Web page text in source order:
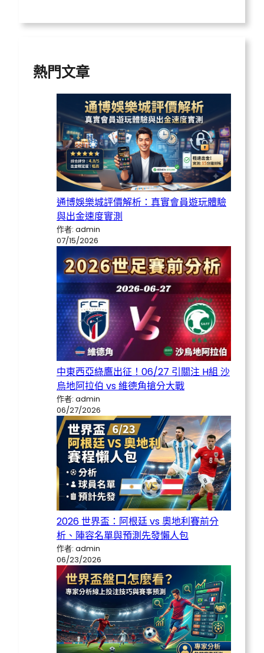
熱門文章
通博娛樂城評價解析：真實會員遊玩體驗
與出金速度實測
作者: admin
07/15/2026
中東西亞綠鷹出征！06/27 引關注 H組 沙
烏地阿拉伯 vs 維德角搶分大戰
作者: admin
06/27/2026
2026 世界盃：阿根廷 vs 奧地利賽前分
析、陣容名單與預測先發懶人包
作者: admin
06/23/2026